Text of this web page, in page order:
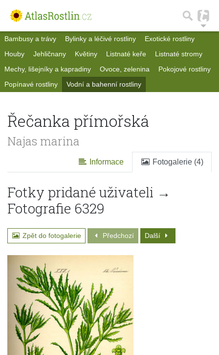
Bambusy a trávy Bylinky a léčivé rostliny
Exotické rostliny
Houby
Jehličnany Květiny Listnaté keře
Listnaté stromy
Mechy, lišejníky a kapradiny
Ovoce, zelenina
Pokojové rostliny
Popínavé rostliny
Vodní a bahenní rostliny
Řečanka přímořská
Najas marina
Informace Fotogalerie (4)
Fotky pridané uživateli →
Fotografie 6329
Zpět do fotogalerie Předchozí Další